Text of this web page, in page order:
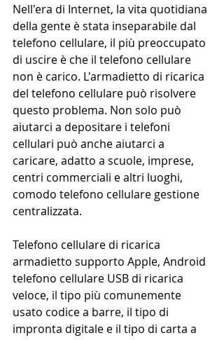
Nell'era di Internet, la vita quotidiana
della gente è stata inseparabile dal
telefono cellulare, il più preoccupato
di uscire è che il telefono cellulare
non è carico. L'armadietto di ricarica
del telefono cellulare può risolvere
questo problema. Non solo può
aiutarci a depositare i telefoni
cellulari può anche aiutarci a
caricare, adatto a scuole, imprese,
centri commerciali e altri luoghi,
comodo telefono cellulare gestione
centralizzata.
Telefono cellulare di ricarica
armadietto supporto Apple, Android
telefono cellulare USB di ricarica
veloce, il tipo più comunemente
usato codice a barre, il tipo di
impronta digitale e il tipo di carta a